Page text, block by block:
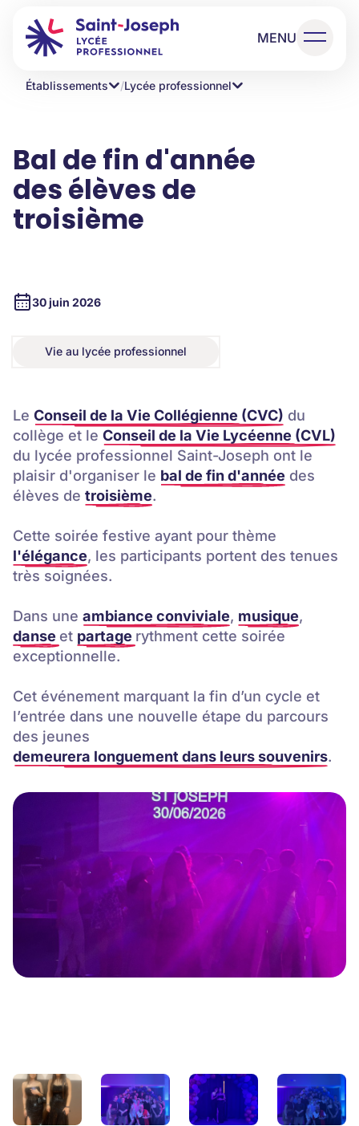
MENU
Établissements /Lycée professionnel
Bal de fin d'année
des élèves de
troisième
30 juin 2026
Vie au lycée professionnel
Le Conseil de la Vie Collégienne (CVC) du
collège et le Conseil de la Vie Lycéenne (CVL)
du lycée professionnel Saint-Joseph ont le
plaisir d'organiser le bal de fin d'année des
élèves de troisième.
Cette soirée festive ayant pour thème
l'élégance, les participants portent des tenues
très soignées.
Dans une ambiance conviviale, musique,
danse et partage rythment cette soirée
exceptionnelle.
Cet événement marquant la fin d’un cycle et
l’entrée dans une nouvelle étape du parcours
des jeunes
demeurera longuement dans leurs souvenirs.